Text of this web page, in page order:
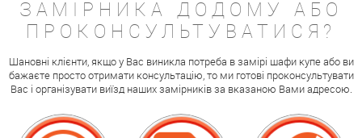
ЗАМІРНИКА ДОДОМУ АБО
ПРОКОНСУЛЬТУВАТИСЯ?
Шановні клієнти, якщо у Вас виникла потреба в замірі шафи купе або ви
бажаєте просто отримати консультацію, то ми готові проконсультувати
Вас і організувати виїзд наших замірників за вказаною Вами адресою.